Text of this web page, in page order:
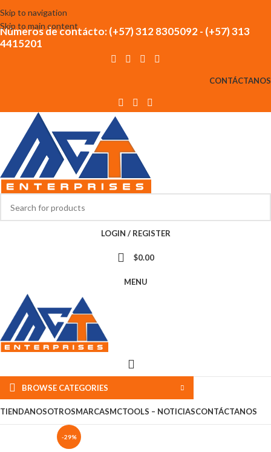
Skip to navigation
Skip to main content
Números de contácto: (+57) 312 8305092 - (+57) 313
4415201
CONTÁCTANOS
LOGIN / REGISTER
$0.00
MENU
BROWSE CATEGORIES
TIENDANOSOTROSMARCASMCTOOLS – NOTICIASCONTÁCTANOS
-29%